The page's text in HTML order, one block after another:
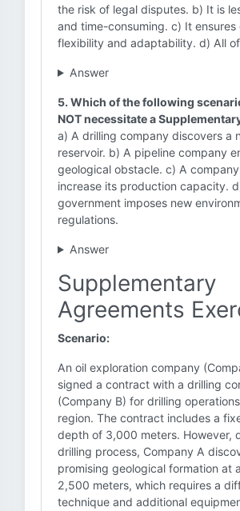
the risk of legal disputes. b) It is
and time-consuming. c) It ensures
flexibility and adaptability. d) All
Answer
5. Which of the following
NOT necessitate a
a) A drilling company discovers a
reservoir. b) A pipeline company
geological obstacle. c) A
increase its production capacity.
government imposes new
regulations.
Answer
Supplementary
Agreements
Scenario:
An oil exploration company
signed a contract with a drilling
(Company B) for drilling
region. The contract includes a
depth of 3,000 meters. However,
drilling process, Company A
promising geological formation at
2,500 meters, which requires a
technique and additional